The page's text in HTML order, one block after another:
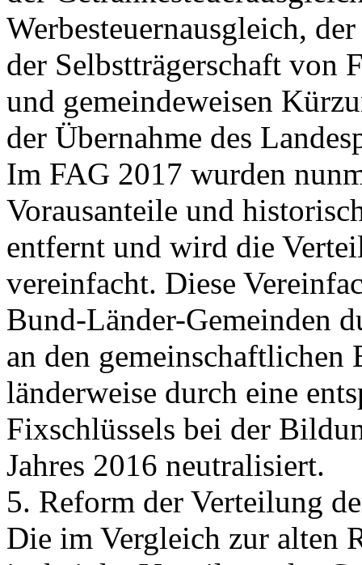
Werbesteuernausgleich,
der Selbstträgerschaft von
und gemeindeweisen
der Übernahme des
Im FAG 2017 wurden
Vorausanteile und
entfernt und wird die
vereinfacht. Diese
Bund-Länder-Gemeinden
an den gemeinschaftlichen
länderweise durch eine
Fixschlüssels bei der
Jahres 2016 neutralisiert.
5. Reform der Verteilung
Die im Vergleich zur alten